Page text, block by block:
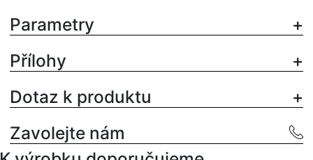
Parametry
Přílohy
Dotaz k produktu
Zavolejte nám